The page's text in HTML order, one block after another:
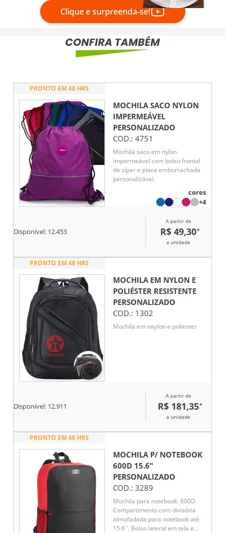
Clique e surpreenda-se!
PRONTO EM 48 HRS
MOCHILA SACO NYLON
IMPERMEÁVEL
PERSONALIZADO
COD.: 4751
Mochila saco em nylon
impermeável com bolso frontal
de zíper e placa emborrachada
personalizável.
cores
+4
Disponível: 12.453
A partir de
R$ 49,30*
a unidade
PRONTO EM 48 HRS
MOCHILA EM NYLON E
POLIÉSTER RESISTENTE
PERSONALIZADO
COD.: 1302
Mochila em naylon e poliester
Disponível: 12.911
A partir de
R$ 181,35*
a unidade
PRONTO EM 48 HRS
MOCHILA P/ NOTEBOOK
600D 15.6"
PERSONALIZADO
COD.: 3289
Mochila para notebook. 600D.
Compartimento com divisória
almofadada para notebook até
15.6''. Bolso lateral em tela e